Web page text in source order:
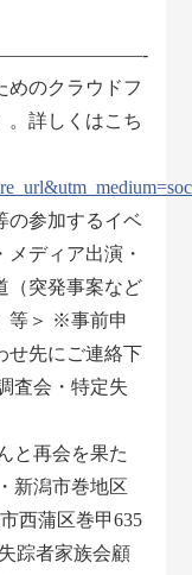
めのクラウドフ
。詳しくはこち
の参加するイベ
ディア出演・
（突発事案など
等＞ ※事前申
せ先にご連絡下
査会・特定失
と再会を果た
新潟市巻地区
西蒲区巻甲635
踪者家族会顧